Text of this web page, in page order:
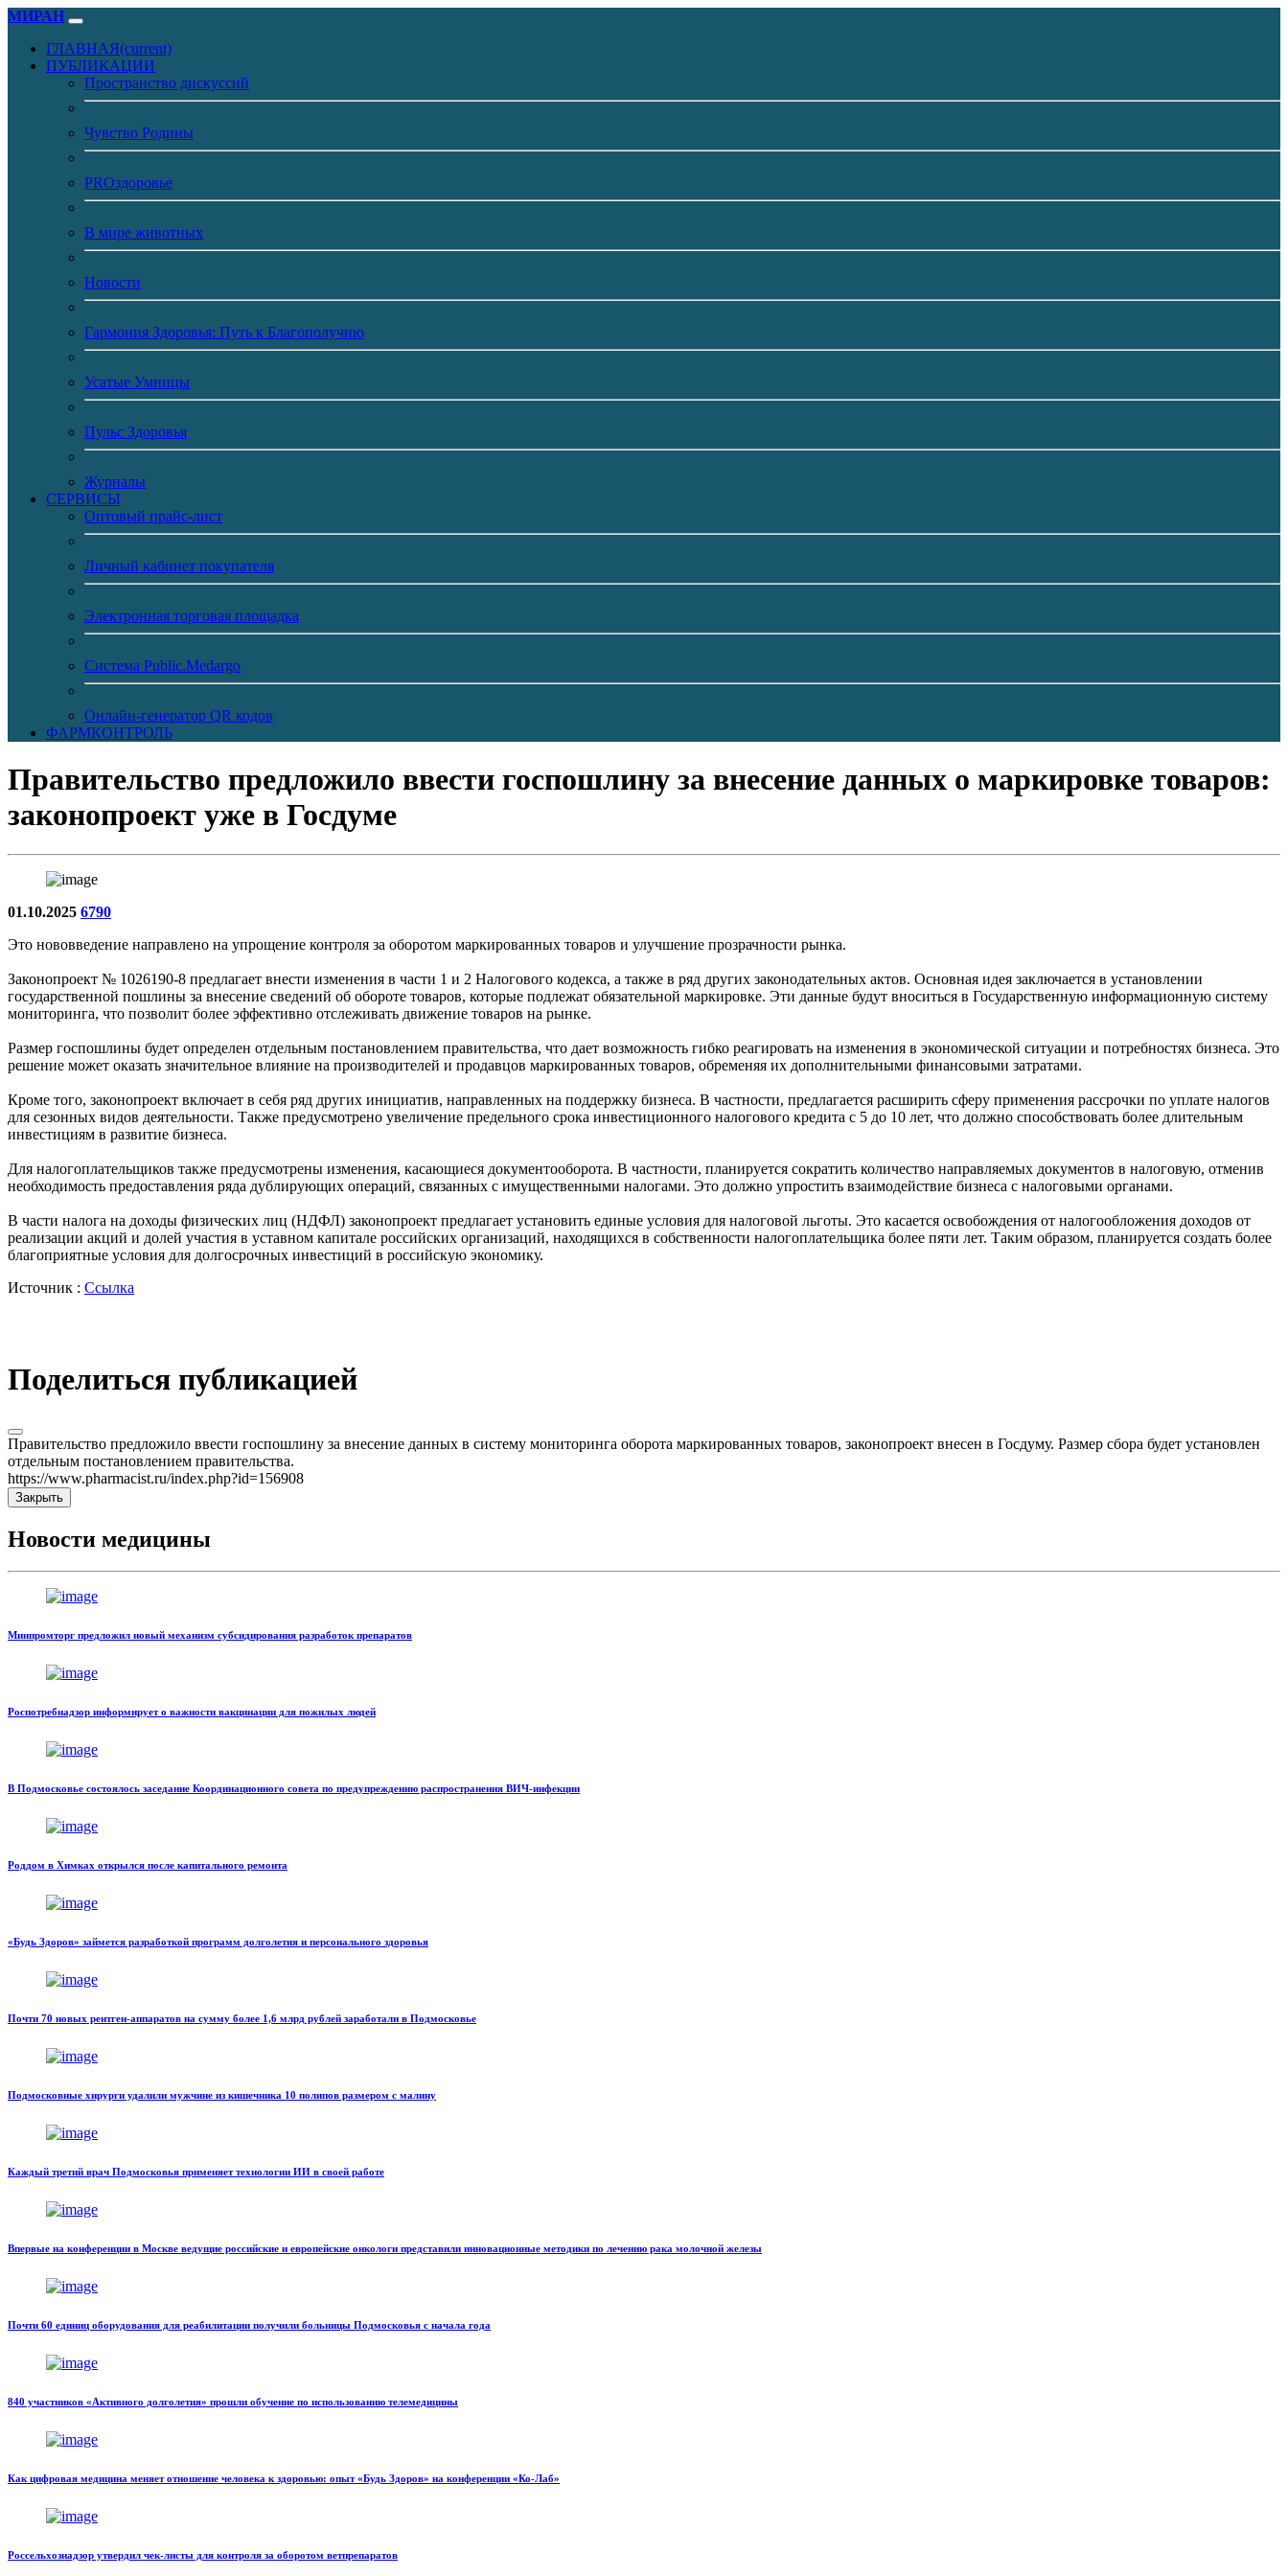
МИРАН
ГЛАВНАЯ(current)
ПУБЛИКАЦИИ
Пространство дискуссий
Чувство Родины
PROздоровье
В мире животных
Новости
Гармония Здоровья: Путь к Благополучию
Усатые Умницы
Пульс Здоровья
Журналы
CЕРВИСЫ
Оптовый прайс-лист
Личный кабинет покупателя
Электронная торговая площадка
Система Public.Medargo
Онлайн-генератор QR кодов
ФАРМКОНТРОЛЬ
Правительство предложило ввести госпошлину за внесение данных о маркировке товаров:
законопроект уже в Госдуме
01.10.2025 6790
Это нововведение направлено на упрощение контроля за оборотом маркированных товаров и улучшение прозрачности рынка.
Законопроект № 1026190-8 предлагает внести изменения в части 1 и 2 Налогового кодекса, а также в ряд других законодательных актов. Основная идея заключается в установлении
государственной пошлины за внесение сведений об обороте товаров, которые подлежат обязательной маркировке. Эти данные будут вноситься в Государственную информационную систему
мониторинга, что позволит более эффективно отслеживать движение товаров на рынке.
Размер госпошлины будет определен отдельным постановлением правительства, что дает возможность гибко реагировать на изменения в экономической ситуации и потребностях бизнеса. Это
решение может оказать значительное влияние на производителей и продавцов маркированных товаров, обременяя их дополнительными финансовыми затратами.
Кроме того, законопроект включает в себя ряд других инициатив, направленных на поддержку бизнеса. В частности, предлагается расширить сферу применения рассрочки по уплате налогов
для сезонных видов деятельности. Также предусмотрено увеличение предельного срока инвестиционного налогового кредита с 5 до 10 лет, что должно способствовать более длительным
инвестициям в развитие бизнеса.
Для налогоплательщиков также предусмотрены изменения, касающиеся документооборота. В частности, планируется сократить количество направляемых документов в налоговую, отменив
необходимость предоставления ряда дублирующих операций, связанных с имущественными налогами. Это должно упростить взаимодействие бизнеса с налоговыми органами.
В части налога на доходы физических лиц (НДФЛ) законопроект предлагает установить единые условия для налоговой льготы. Это касается освобождения от налогообложения доходов от
реализации акций и долей участия в уставном капитале российских организаций, находящихся в собственности налогоплательщика более пяти лет. Таким образом, планируется создать более
благоприятные условия для долгосрочных инвестиций в российскую экономику.
Источник : Ссылка
Поделиться публикацией
Правительство предложило ввести госпошлину за внесение данных в систему мониторинга оборота маркированных товаров, законопроект внесен в Госдуму. Размер сбора будет установлен
отдельным постановлением правительства.
https://www.pharmacist.ru/index.php?id=156908
Закрыть
Новости медицины
Минпромторг предложил новый механизм субсидирования разработок препаратов
Роспотребнадзор информирует о важности вакцинации для пожилых людей
В Подмосковье состоялось заседание Координационного совета по предупреждению распространения ВИЧ-инфекции
Роддом в Химках открылся после капитального ремонта
«Будь Здоров» займется разработкой программ долголетия и персонального здоровья
Почти 70 новых рентген-аппаратов на сумму более 1,6 млрд рублей заработали в Подмосковье
Подмосковные хирурги удалили мужчине из кишечника 10 полипов размером с малину
Каждый третий врач Подмосковья применяет технологии ИИ в своей работе
Впервые на конференции в Москве ведущие российские и европейские онкологи представили инновационные методики по лечению рака молочной железы
Почти 60 единиц оборудования для реабилитации получили больницы Подмосковья с начала года
840 участников «Активного долголетия» прошли обучение по использованию телемедицины
Как цифровая медицина меняет отношение человека к здоровью: опыт «Будь Здоров» на конференции «Ко-Лаб»
Россельхознадзор утвердил чек-листы для контроля за оборотом ветпрепаратов